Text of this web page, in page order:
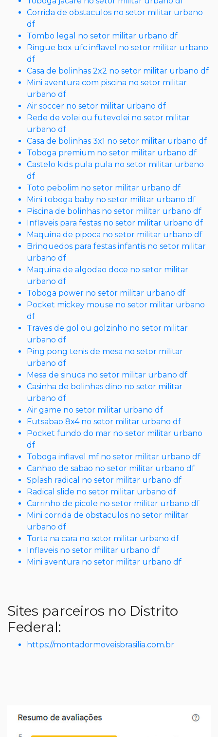
Corrida de obstaculos no setor militar urbano
df
Tombo legal no setor militar urbano df
Ringue box ufc inflavel no setor militar urbano
df
Casa de bolinhas 2x2 no setor militar urbano df
Mini aventura com piscina no setor militar
urbano df
Air soccer no setor militar urbano df
Rede de volei ou futevolei no setor militar
urbano df
Casa de bolinhas 3x1 no setor militar urbano df
Toboga premium no setor militar urbano df
Castelo kids pula pula no setor militar urbano
df
Toto pebolim no setor militar urbano df
Mini toboga baby no setor militar urbano df
Piscina de bolinhas no setor militar urbano df
Inflaveis para festas no setor militar urbano df
Maquina de pipoca no setor militar urbano df
Brinquedos para festas infantis no setor militar
urbano df
Maquina de algodao doce no setor militar
urbano df
Toboga power no setor militar urbano df
Pocket mickey mouse no setor militar urbano
df
Traves de gol ou golzinho no setor militar
urbano df
Ping pong tenis de mesa no setor militar
urbano df
Mesa de sinuca no setor militar urbano df
Casinha de bolinhas dino no setor militar
urbano df
Air game no setor militar urbano df
Futsabao 8x4 no setor militar urbano df
Pocket fundo do mar no setor militar urbano
df
Toboga inflavel mf no setor militar urbano df
Canhao de sabao no setor militar urbano df
Splash radical no setor militar urbano df
Radical slide no setor militar urbano df
Carrinho de picole no setor militar urbano df
Mini corrida de obstaculos no setor militar
urbano df
Torta na cara no setor militar urbano df
Inflaveis no setor militar urbano df
Mini aventura no setor militar urbano df
Sites parceiros no Distrito
Federal:
https://montadormoveisbrasilia.com.br